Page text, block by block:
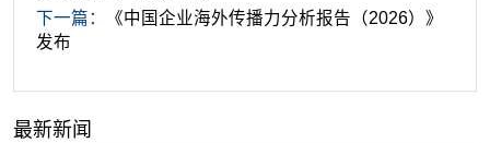
下一篇：
《中国企业海外传播力分析报告（2026）》
发布
最新新闻